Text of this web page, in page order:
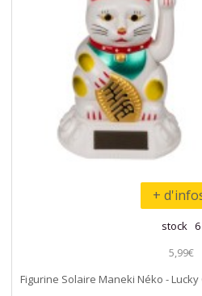
+
stock 6
5,99€
Figurine Solaire Maneki Néko -